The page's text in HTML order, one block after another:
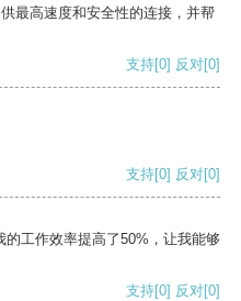
最高速度和安全性的连接，并帮
支持[0] 反对[0]
支持[0] 反对[0]
工作效率提高了50%，让我能够
支持[0] 反对[0]